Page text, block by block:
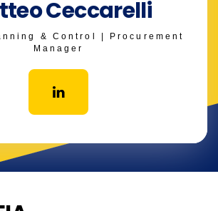
Ceccarelli
& Control | Procurement
Manager